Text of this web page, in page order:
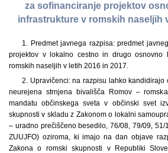
za sofinanciranje projektov
infrastrukture v romskih naseljih
1. Predmet javnega razpisa: predmet
projektov v lokalno cestno in drugo osnovno
romskih naseljih v letih 2016 in 2017.
2. Upravičenci: na razpisu lahko
neurejena strnjena bivališča Romov –
mandatu občinskega sveta v občinski svet
skupnosti v skladu z Zakonom o lokalni
– uradno prečiščeno besedilo, 76/08, 79/09,
ZUUJFO) oziroma, ki imajo na dan objave
Zakona o romski skupnosti v Republiki